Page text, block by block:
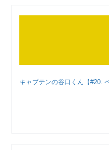
キャプテンの谷口くん【#20.